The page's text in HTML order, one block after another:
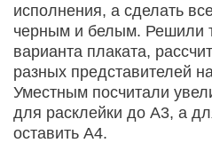
исполнения, а сделать
черным и белым. Решили
варианта плаката,
разных представителей
Уместным посчитали
для расклейки до А3, а
оставить А4.